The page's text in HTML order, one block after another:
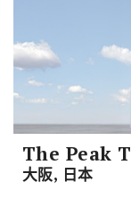
The Peak
大阪, 日本